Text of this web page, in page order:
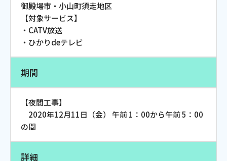
おトクな情報
対応エリア
御殿場市・小山町須走地区
【対象サービス】
・CATV放送
・ひかりdeテレビ
期間
【夜間工事】
2020年12月11日（金） 午前 1：00から午前 5：00
の間
詳細